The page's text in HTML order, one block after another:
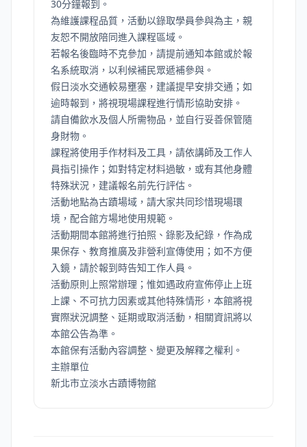
30分鐘報到。
為維護課程品質，活動以錄取學員參與為主，親
友恕不開放陪同進入課程區域。
若報名後臨時不克參加，請提前通知本館或於報
名系統取消，以利候補民眾遞補參與。
假日淡水交通較易壅塞，建議提早安排交通；如
逾時報到，將視現場課程進行情形協助安排。
請自備飲水及個人所需物品，並自行妥善保管隨
身財物。
課程將使用手作材料及工具，請依講師及工作人
員指引操作；如對特定材料過敏，或有其他身體
特殊狀況，建議報名前先行評估。
活動地點為古蹟場域，請大家共同珍惜現場環
境，配合館方場地使用規範。
活動期間本館將進行拍照、錄影及紀錄，作為成
果保存、教育推廣及非營利宣傳使用；如不方便
入鏡，請於報到時告知工作人員。
活動原則上照常辦理；惟如遇政府宣佈停止上班
上課、不可抗力因素或其他特殊情形，本館將視
實際狀況調整、延期或取消活動，相關資訊將以
本館公告為準。
本館保有活動內容調整、變更及解釋之權利。
主辦單位
新北市立淡水古蹟博物館